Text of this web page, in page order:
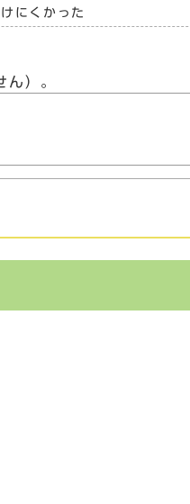
にくかった
）。